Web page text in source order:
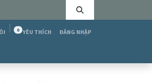
YÊU THÍCH
0 ĐĂNG NHẬP